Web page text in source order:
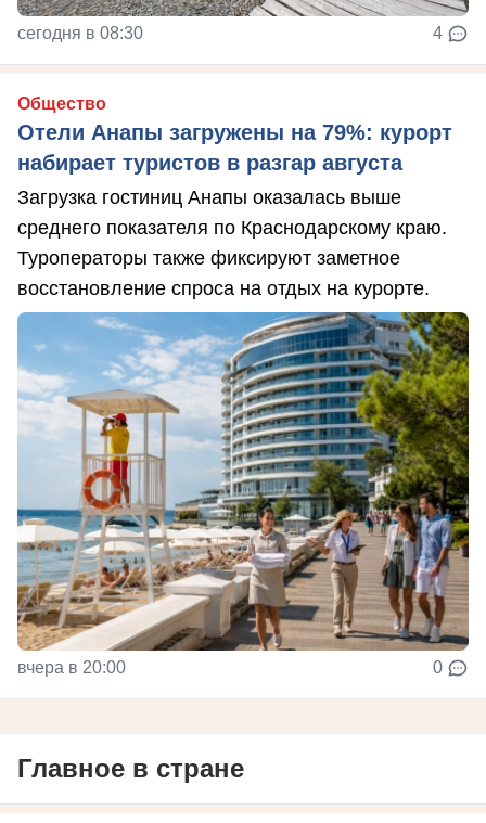
сегодня в 08:30 4
Общество
Отели Анапы загружены на 79%: курорт
набирает туристов в разгар августа
Загрузка гостиниц Анапы оказалась выше
среднего показателя по Краснодарскому краю.
Туроператоры также фиксируют заметное
восстановление спроса на отдых на курорте.
вчера в 20:00 0
Главное в стране